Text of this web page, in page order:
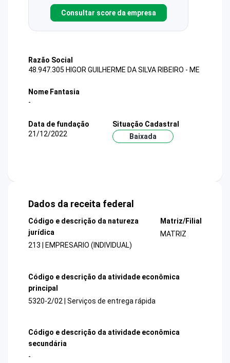
Consultar score da empresa
Razão Social
48.947.305 HIGOR GUILHERME DA SILVA RIBEIRO - ME
Nome Fantasia
-
Data de fundação
21/12/2022
Situação Cadastral
Baixada
Dados da receita federal
Código e descrição da natureza
jurídica
213 | EMPRESARIO (INDIVIDUAL)
Matriz/Filial
MATRIZ
Código e descrição da atividade econômica
principal
5320-2/02 | Serviços de entrega rápida
Código e descrição da atividade econômica
secundária
-